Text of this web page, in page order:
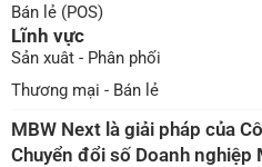
Bán lẻ (POS)
Lĩnh vực
Sản xuât - Phân phối
Thương mại - Bán lẻ
MBW Next là giải pháp của
Chuyển đổi số Doanh nghiệp